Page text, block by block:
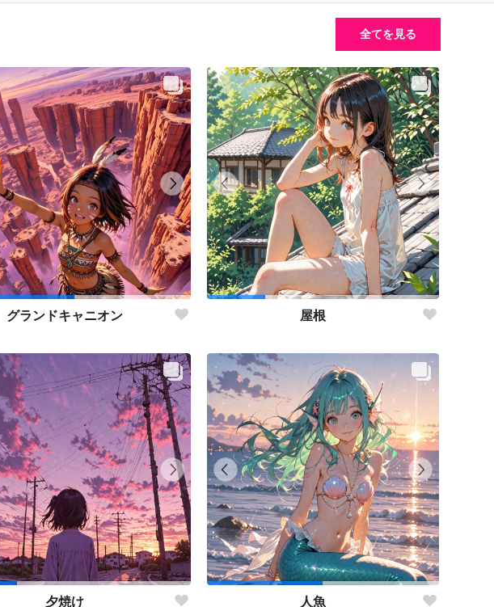
全てを見る
グランドキャニオン 屋根
夕焼け 人魚